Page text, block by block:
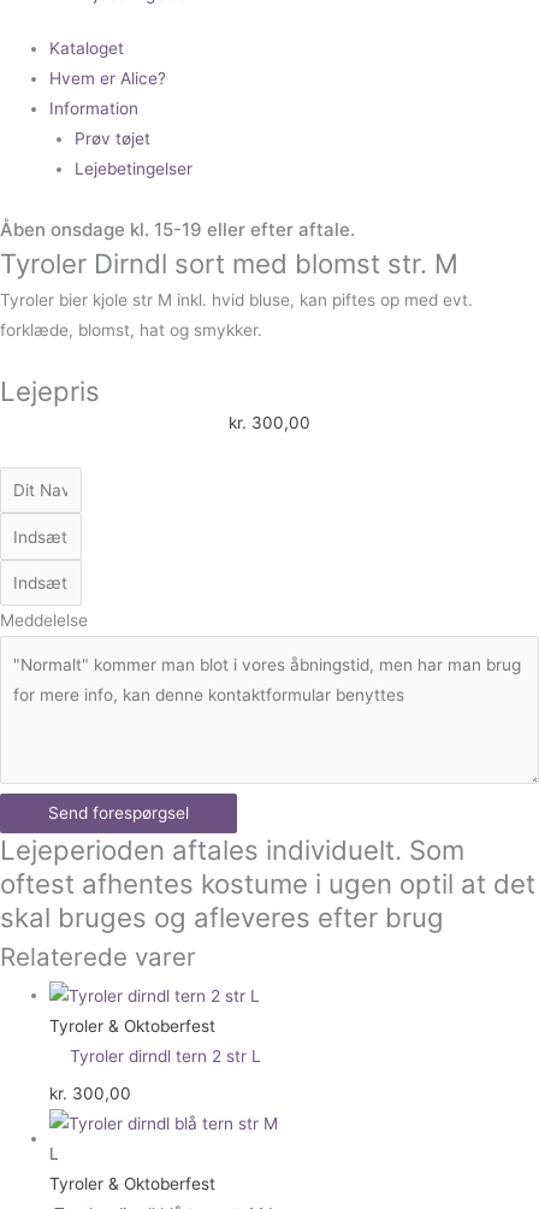
Kataloget
Hvem er Alice?
Information
Prøv tøjet
Lejebetingelser
Åben onsdage kl. 15-19 eller efter aftale.
Tyroler Dirndl sort med blomst str. M
Tyroler bier kjole str M inkl. hvid bluse, kan piftes op med evt.
forklæde, blomst, hat og smykker.
Lejepris
kr. 300,00
Meddelelse
Send forespørgsel
Lejeperioden aftales individuelt. Som
oftest afhentes kostume i ugen optil at det
skal bruges og afleveres efter brug
Relaterede varer
Tyroler & Oktoberfest
Tyroler dirndl tern 2 str L
kr. 300,00
Tyroler & Oktoberfest